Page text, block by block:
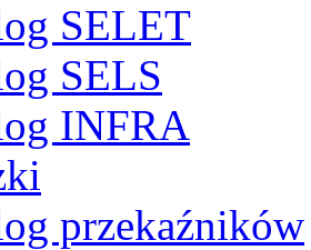
SELET
SELS
INFRA
przekaźników